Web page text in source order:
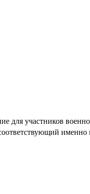
участников